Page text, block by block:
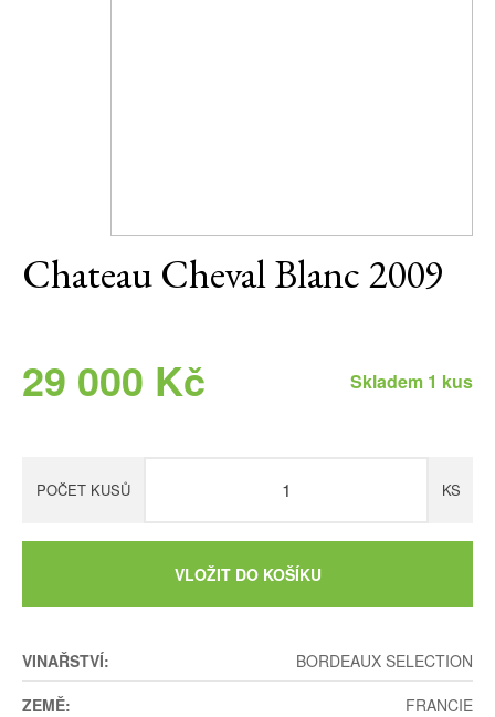
Chateau Cheval Blanc 2009
29 000 Kč Skladem 1 kus
POČET KUSŮ KS
VLOŽIT DO KOŠÍKU
VINAŘSTVÍ:
BORDEAUX SELECTION
ZEMĚ:
FRANCIE